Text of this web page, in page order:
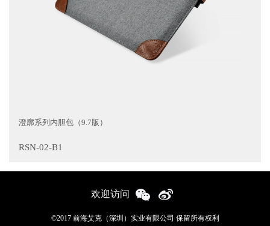
澄廓系列内胆包（9.7版）
RSN-02-B1
欢迎访问
©2017 前海艾克（深圳）实业有限公司 保留所有权利